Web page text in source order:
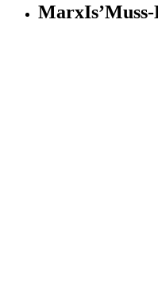
MarxIs’Muss-